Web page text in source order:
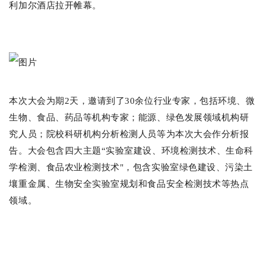
利加尔酒店拉开帷幕。
本次大会为期2天，邀请到了30余位行业专家，包括环境、微
生物、食品、药品等机构专家；能源、绿色发展领域机构研
究人员；院校科研机构分析检测人员等为本次大会作分析报
告。大会包含四大主题“实验室建设、环境检测技术、生命科
学检测、食品农业检测技术"，包含实验室绿色建设、污染土
壤重金属、生物安全实验室规划和食品安全检测技术等热点
领域。